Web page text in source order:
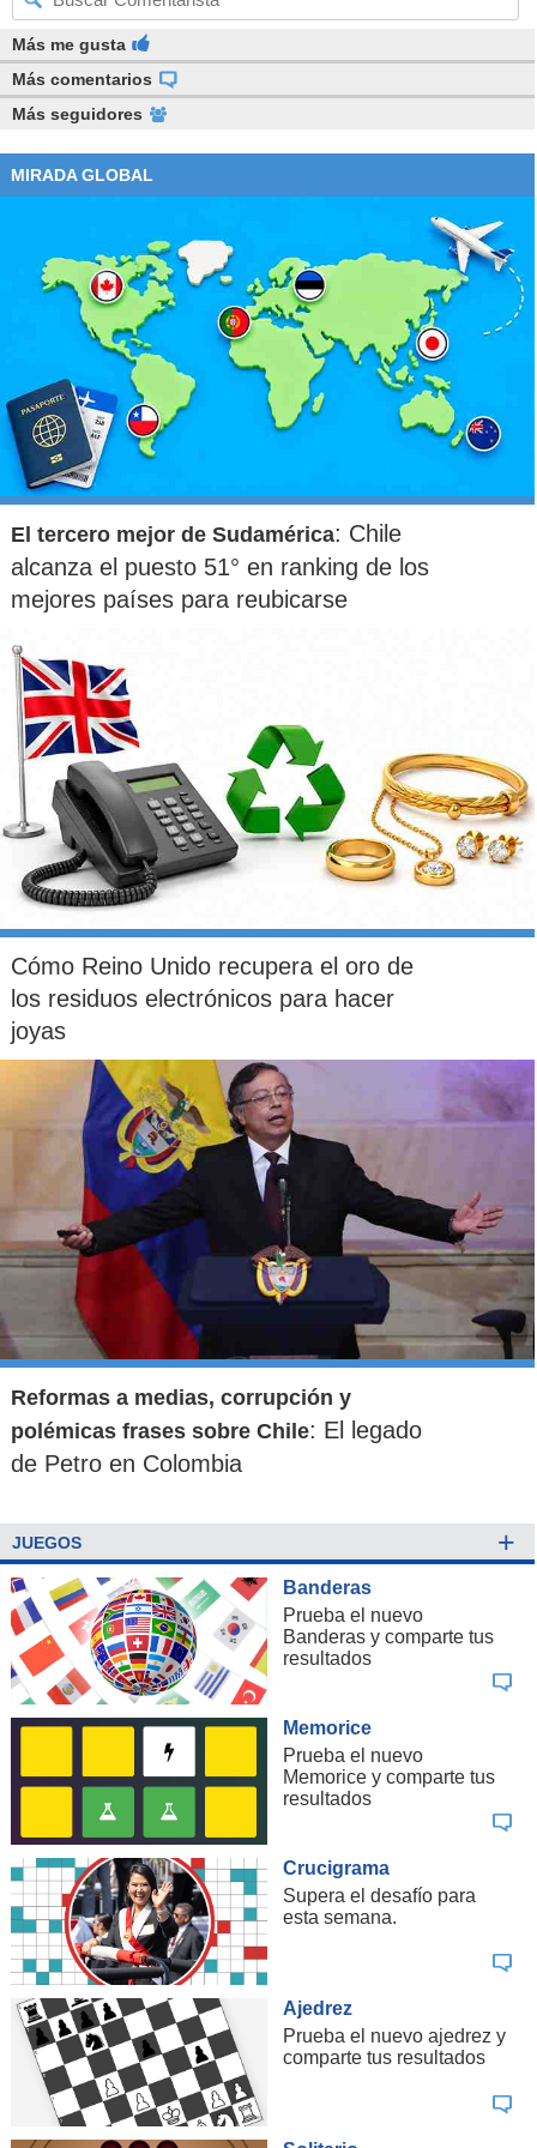
Más me gusta
Más comentarios
Más seguidores
MIRADA GLOBAL
El tercero mejor de Sudamérica: Chile
alcanza el puesto 51° en ranking de los
mejores países para reubicarse
Cómo Reino Unido recupera el oro de
los residuos electrónicos para hacer
joyas
Reformas a medias, corrupción y
polémicas frases sobre Chile: El legado
de Petro en Colombia
JUEGOS +
Banderas
Prueba el nuevo
Banderas y comparte tus
resultados
Memorice
Prueba el nuevo
Memorice y comparte tus
resultados
Crucigrama
Supera el desafío para
esta semana.
Ajedrez
Prueba el nuevo ajedrez y
comparte tus resultados